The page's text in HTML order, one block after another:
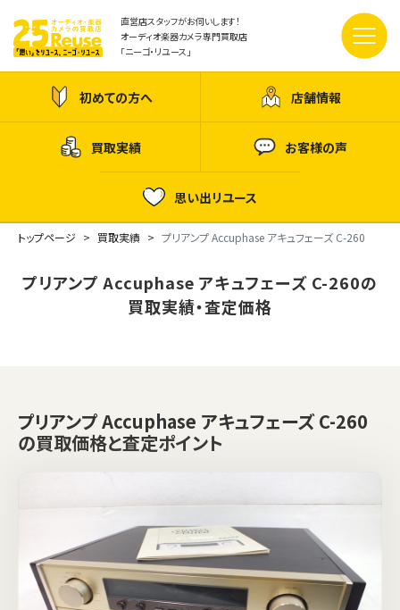
直営店スタッフがお伺いします！
オーディオ楽器カメラ専門買取店
「ニーゴ・リユース」
初めての方へ 店舗情報
買取実績 お客様の声
思い出リユース
トップページ 買取実績 プリアンプ Accuphase アキュフェーズ C-260
プリアンプ Accuphase アキュフェーズ C-260の
買取実績・査定価格
プリアンプ Accuphase アキュフェーズ C-260
の買取価格と査定ポイント